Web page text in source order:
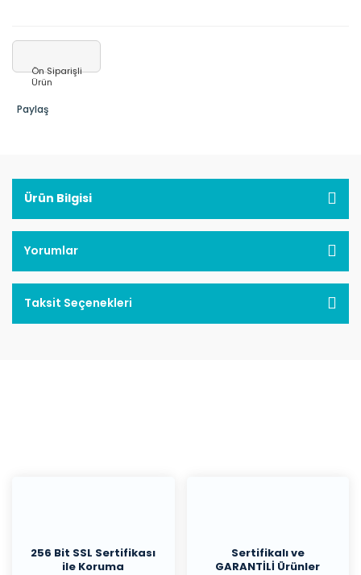
Ön Siparişli
Ürün
Paylaş
Ürün Bilgisi
Yorumlar
Taksit Seçenekleri
256 Bit SSL Sertifikası
ile Koruma
Sertifikalı ve
GARANTİLİ Ürünler